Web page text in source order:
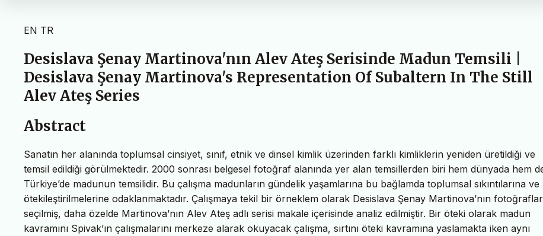
EN TR
Desislava Şenay Martinova'nın Alev Ateş Serisinde Madun Temsili |
Desislava Şenay Martinova's Representation Of Subaltern In The Still
Alev Ateş Series
Abstract
Sanatın her alanında toplumsal cinsiyet, sınıf, etnik ve dinsel kimlik üzerinden farklı kimliklerin yeniden üretildiği ve
temsil edildiği görülmektedir. 2000 sonrası belgesel fotoğraf alanında yer alan temsillerden biri hem dünyada hem
Türkiye’de madunun temsilidir. Bu çalışma madunların gündelik yaşamlarına bu bağlamda toplumsal sıkıntılarına ve
ötekileştirilmelerine odaklanmaktadır. Çalışmaya tekil bir örneklem olarak Desislava Şenay Martinova’nın
seçilmiş, daha özelde Martinova’nın Alev Ateş adlı serisi makale içerisinde analiz edilmiştir. Bir öteki olarak madun
kavramını Spivak’ın çalışmalarını merkeze alarak okuyacak çalışma, sırtını öteki kavramına yaslamakta iken aynı